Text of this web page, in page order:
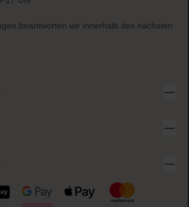
beantworten wir innerhalb des nächsten